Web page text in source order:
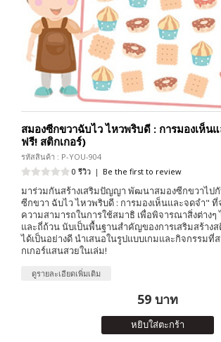
สมองซีกขวาฉับไว ไหวพริบดี : การมองเห็น
ฟรี! สติกเกอร์)
รหัสสินค้า : P-YOU-904
0 รีวิว | Be the first to review
มาร่วมกันสร้างเสริมปัญญา พัฒนาสมองซีกขวาไป
ซีกขวา ฉับไว ไหวพริบดี : การมองเห็นและจดจำ"
ความสามารถในการใช้สมาธิ เพื่อพิจารณาสิ่งต่างๆ
และถี่ถ้วน นับเป็นพื้นฐานสำคัญของการเสริมสร้าง
ได้เป็นอย่างดี นำเสนอในรูปแบบเกมและกิจกรรม
กเกอร์แสนสวยในเล่ม!
ดูรายละเอียดเพิ่มเติม
59 บาท
หยิบใส่ตะกร้า